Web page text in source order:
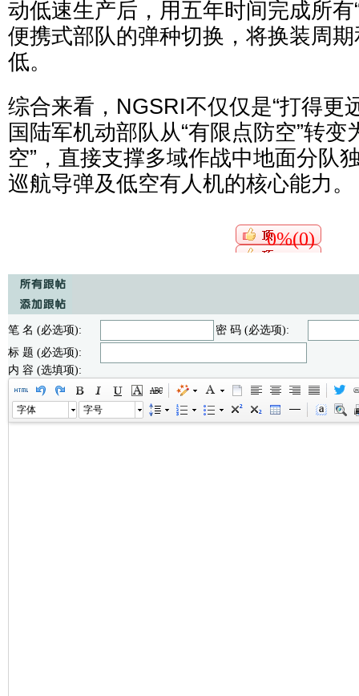
动低速生产后，用五年时间完成所有
便携式部队的弹种切换，将换装周
低。
综合来看，NGSRI不仅仅是“打得更
国陆军机动部队从“有限点防空”转变
空”，直接支撑多域作战中地面分队
巡航导弹及低空有人机的核心能力。
0%(0)
笔 名 (必选项):
密 码 (必选项):
标 题 (必选项):
内 容 (选填项):
字体 字号